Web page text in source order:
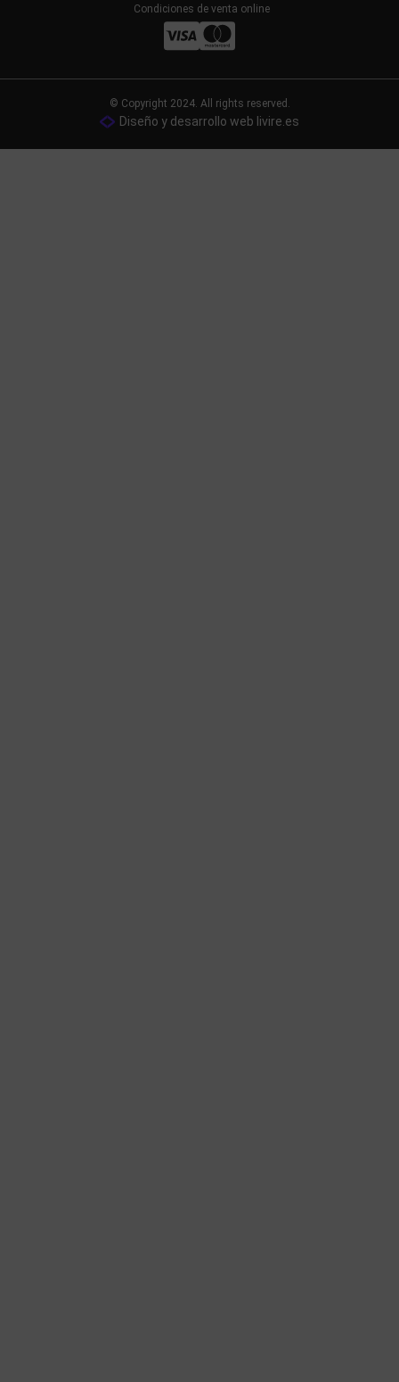
Condiciones de venta online
© Copyright 2024. All rights reserved.
Diseño y desarrollo web livire.es